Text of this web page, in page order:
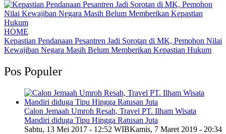
HOME
Kepastian Pendanaan Pesantren Jadi Sorotan di MK, Pemohon Nilai
Kewajiban Negara Masih Belum Memberikan Kepastian Hukum
Pos Populer
Calon Jemaah Umroh Resah, Travel PT. Ilham Wisata
Mandiri diduga Tipu Hingga Ratusan Juta
Sabtu, 13 Mei 2017 - 12:52 WIBKamis, 7 Maret 2019 - 20:34